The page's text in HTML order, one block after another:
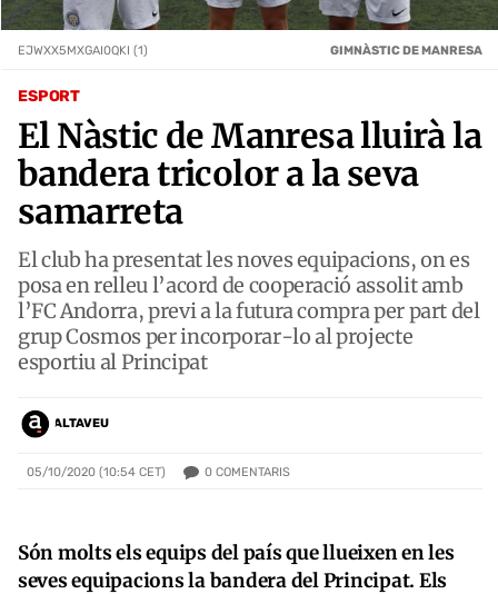
ESPORT
El Nàstic de Manresa lluirà la
bandera tricolor a la seva
samarreta
El club ha presentat les noves equipacions, on es
posa en relleu l’acord de cooperació assolit amb
l’FC Andorra, previ a la futura compra per part del
grup Cosmos per incorporar-lo al projecte
esportiu al Principat
ALTAVEU
05/10/2020 (10:54 CET) 0 COMENTARIS
EJWXX5MXGAI0QKI (1) GIMNÀSTIC DE MANRESA
Són molts els equips del país que llueixen en les
seves equipacions la bandera del Principat. Els